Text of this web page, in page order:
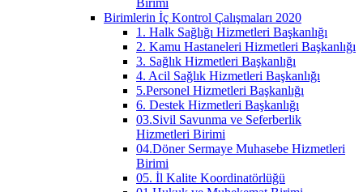
Birimlerin İç Kontrol Çalışmaları 2020
1. Halk Sağlığı Hizmetleri Başkanlığı
2. Kamu Hastaneleri Hizmetleri Başkanlığı
3. Sağlık Hizmetleri Başkanlığı
4. Acil Sağlık Hizmetleri Başkanlığı
5.Personel Hizmetleri Başkanlığı
6. Destek Hizmetleri Başkanlığı
03.Sivil Savunma ve Seferberlik
Hizmetleri Birimi
04.Döner Sermaye Muhasebe Hizmetleri
Birimi
05. İl Kalite Koordinatörlüğü